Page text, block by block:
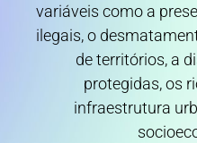
variáveis como a
ilegais, o
de territórios, a
protegidas, os
infraestrutura